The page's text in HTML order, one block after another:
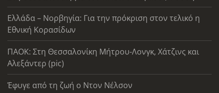
Ελλάδα – Νορβηγία: Για την πρόκριση στον τελικό η
Εθνική Κορασίδων
ΠΑΟΚ: Στη Θεσσαλονίκη Μήτρου-Λονγκ, Χάτζινς και
Αλεξάντερ (pic)
Έφυγε από τη ζωή ο Ντον Νέλσον